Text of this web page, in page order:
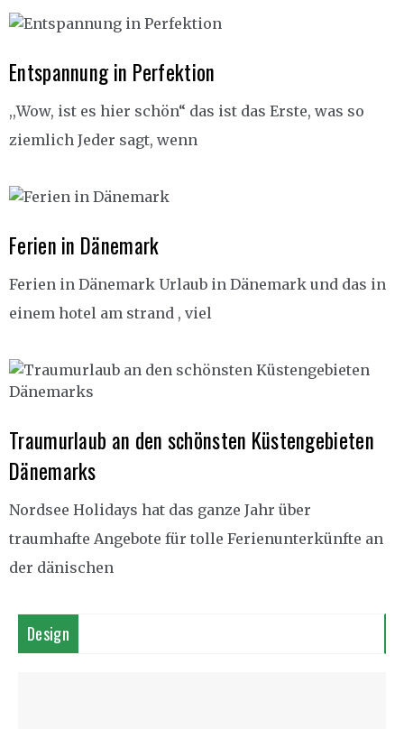
Entspannung in Perfektion
,,Wow, ist es hier schön“ das ist das Erste, was so
ziemlich Jeder sagt, wenn
Ferien in Dänemark
Ferien in Dänemark Urlaub in Dänemark und das in
einem hotel am strand , viel
Traumurlaub an den schönsten Küstengebieten
Dänemarks
Nordsee Holidays hat das ganze Jahr über
traumhafte Angebote für tolle Ferienunterkünfte an
der dänischen
Design